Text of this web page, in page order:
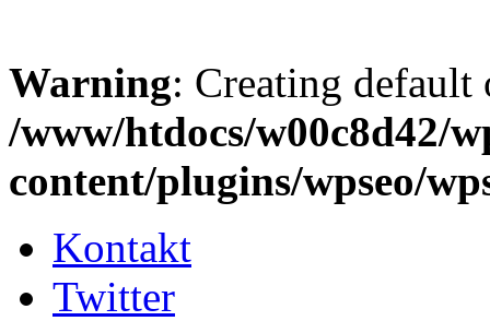
Warning: Creating
/www/htdocs/w00c8d42/
content/plugins/wpseo/
Kontakt
Twitter